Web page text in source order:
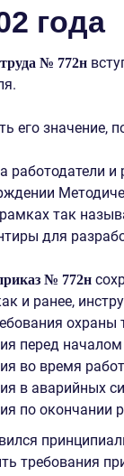
года
№ 772н
его значение,
работодатели и
так
для
№ 772н
и ранее,
охраны
перед
во время
в аварийных
по окончании
требования